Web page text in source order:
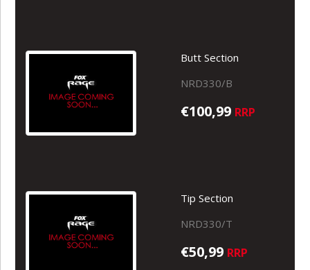
Butt Section
NRD330/B
€100,99 RRP
Tip Section
NRD330/T
€50,99 RRP